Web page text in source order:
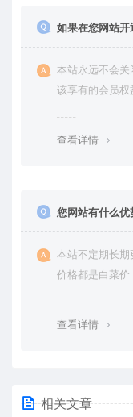
如果在您网站开
本站永远不会关
该享有的会员权
查看详情
您网站有什么优
本站不定期长期
价格都是白菜价
查看详情
相关文章